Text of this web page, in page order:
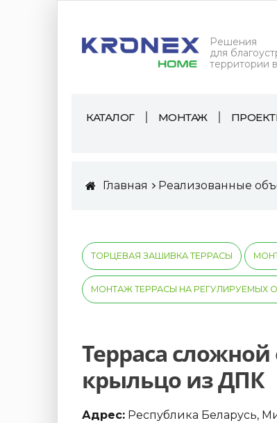
Решения
для
территории
КАТАЛОГ МОНТАЖ
Главная Реализованные
ТОРЦЕВАЯ ЗАШИВКА ТЕРРАСЫ
МОНТАЖ ТЕРРАСЫ НА РЕГУЛИРУЕМЫХ
Терраса
крыльцо из ДПК
Адрес: Республика Беларусь,